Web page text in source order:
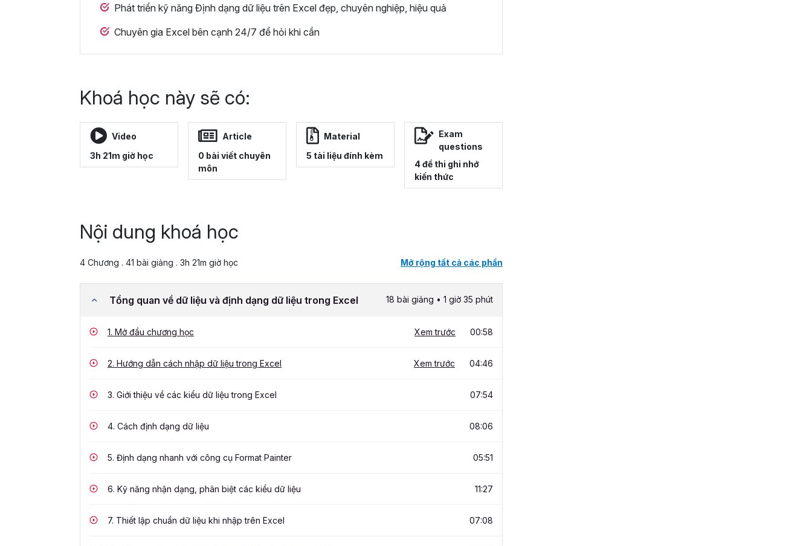
Phát triển kỹ năng Định dạng dữ liệu trên Excel đẹp, chuyên nghiệp, hiệu quả
Chuyên gia Excel bên cạnh 24/7 để hỏi khi cần
Khoá học này sẽ có:
Video
3h 21m giờ học
Article
0 bài viết chuyên
môn
Material
5 tài liệu đính kèm
Exam
questions
4 đề thi ghi nhớ
kiến thức
Nội dung khoá học
4 Chương . 41 bài giảng . 3h 21m giờ học Mở rộng tất cả các phần
Tổng quan về dữ liệu và định dạng dữ liệu trong Excel 18 bài giảng • 1 giờ 35 phút
1. Mở đầu chương học Xem trước 00:58
2. Hướng dẫn cách nhập dữ liệu trong Excel Xem trước 04:46
3. Giới thiệu về các kiểu dữ liệu trong Excel 07:54
4. Cách định dạng dữ liệu 08:06
5. Định dạng nhanh với công cụ Format Painter 05:51
6. Kỹ năng nhận dạng, phân biệt các kiểu dữ liệu 11:27
7. Thiết lập chuẩn dữ liệu khi nhập trên Excel 07:08